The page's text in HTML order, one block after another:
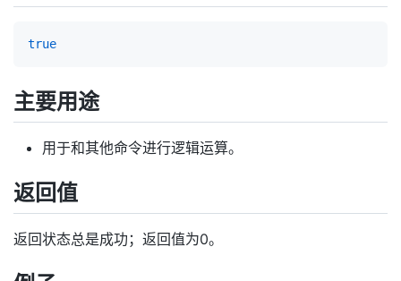
true
主要用途
用于和其他命令进行逻辑运算。
返回值
返回状态总是成功；返回值为0。